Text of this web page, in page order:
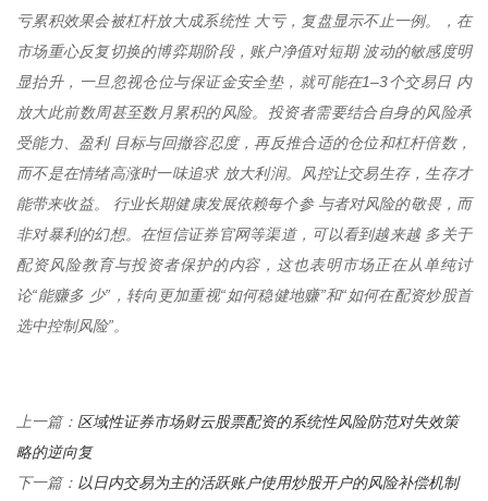
亏累积效果会被杠杆放大成系统性 大亏，复盘显示不止一例。，在
市场重心反复切换的博弈期阶段，账户净值对短期 波动的敏感度明
显抬升，一旦忽视仓位与保证金安全垫，就可能在1–3个交易日 内
放大此前数周甚至数月累积的风险。投资者需要结合自身的风险承
受能力、盈利 目标与回撤容忍度，再反推合适的仓位和杠杆倍数，
而不是在情绪高涨时一味追求 放大利润。风控让交易生存，生存才
能带来收益。 行业长期健康发展依赖每个参 与者对风险的敬畏，而
非对暴利的幻想。在恒信证券官网等渠道，可以看到越来越 多关于
配资风险教育与投资者保护的内容，这也表明市场正在从单纯讨
论“能赚多 少”，转向更加重视“如何稳健地赚”和“如何在配资炒股首
选中控制风险”。
上一篇： 区域性证券市场财云股票配资的系统性风险防范对失效策
略的逆向复
下一篇： 以日内交易为主的活跃账户使用炒股开户的风险补偿机制